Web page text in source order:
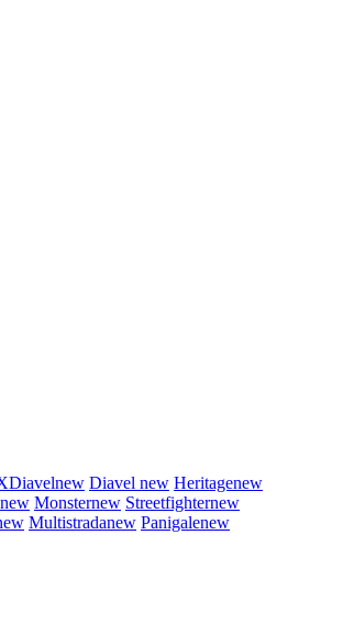
new Diavel new Heritagenew
new Monsternew Streetfighternew
Multistradanew Panigalenew